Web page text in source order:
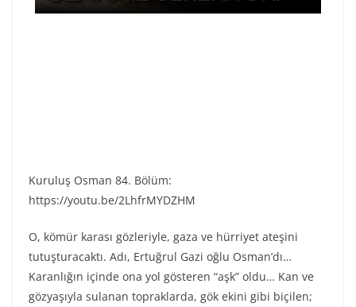
Kuruluş Osman 84. Bölüm:
https://youtu.be/2LhfrMYDZHM
O, kömür karası gözleriyle, gaza ve hürriyet ateşini
tutuşturacaktı. Adı, Ertuğrul Gazi oğlu Osman’dı…
Karanlığın içinde ona yol gösteren “aşk” oldu… Kan ve
gözyaşıyla sulanan topraklarda, gök ekini gibi biçilen;